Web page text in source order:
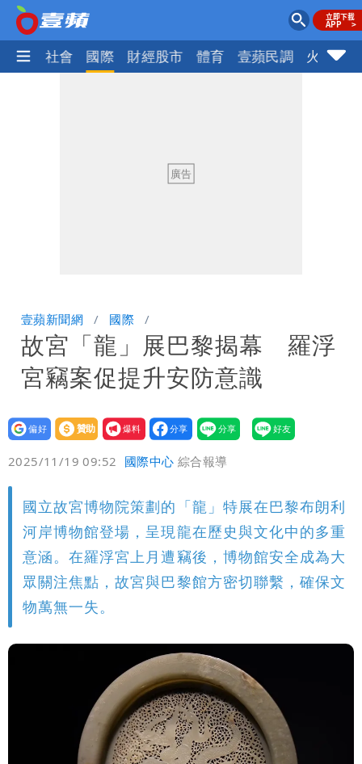
政治 社會 國際 財經股市 體育 壹蘋民調 火線話
壹蘋新聞網 國際
故宮「龍」展巴黎揭幕 羅浮
宮竊案促提升安防意識
設為
贊助
我要
爆料
2025/11/19 09:52 國際中心 綜合報導
國立故宮博物院策劃的「龍」特展在巴黎布朗利
河岸博物館登場，呈現龍在歷史與文化中的多重
意涵。在羅浮宮上月遭竊後，博物館安全成為大
眾關注焦點，故宮與巴黎館方密切聯繫，確保文
物萬無一失。